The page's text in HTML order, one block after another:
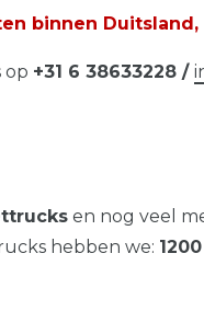
binnen
op +31 6 38633228 /
en nog veel
hebben we: